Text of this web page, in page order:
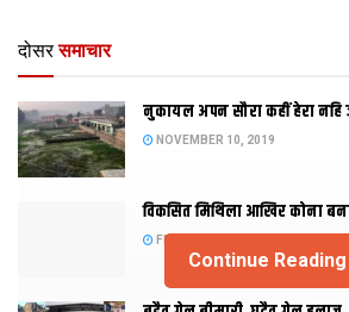
दोसर समाचार
नुकायल अपन सौरा कहीं हेरा नहि
NOVEMBER 10, 2019
विकसित मिथिला आखिर कोना
FEBRUARY 23, 2019
Continue Reading